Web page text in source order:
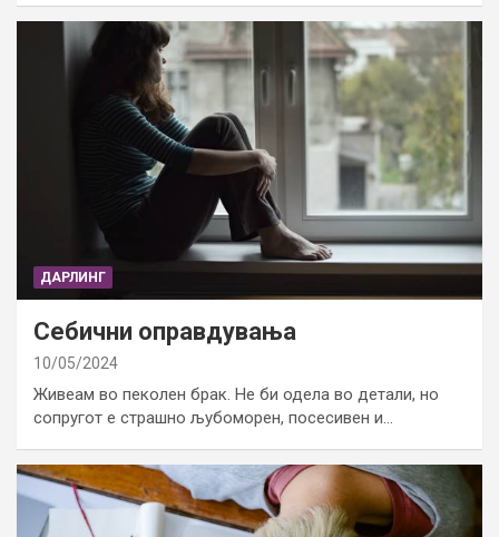
ДАРЛИНГ
Себични оправдувања
10/05/2024
Живеам во пеколен брак. Не би одела во детали, но
сопругот е страшно љубоморен, посесивен и…